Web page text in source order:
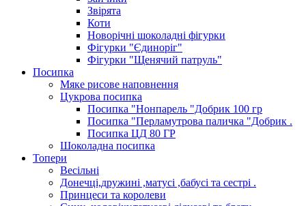
Звірята
Коти
Новорічні шоколадні фігурки
Фігурки "Єдиноріг"
Фігурки "Щенячий патруль"
Посипка
Мяке рисове наповнення
Цукрова посипка
Посипка "Нонпарель "Добрик 100 гр
Посипка "Перламутрова паличка "Добрик .
Посипка ЦД 80 ГР
Шоколадна посипка
Топери
Весільні
Донечці,дружині ,матусі ,бабусі та сестрі .
Принцеси та королеви